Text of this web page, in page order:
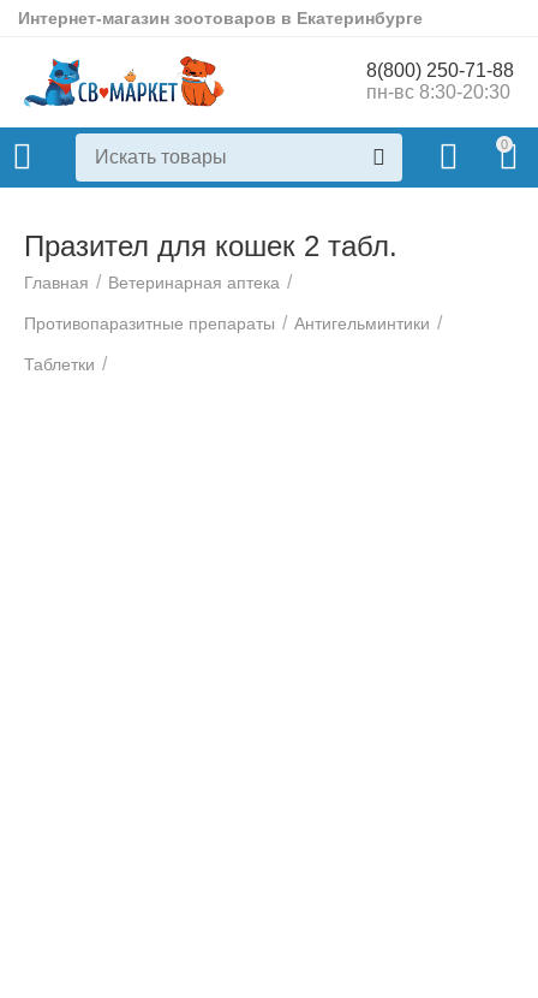
Интернет-магазин зоотоваров в Екатеринбурге
8(800) 250-71-88
пн-вс 8:30-20:30
0
Празител для кошек 2 табл.
Главная / Ветеринарная аптека /
Противопаразитные препараты / Антигельминтики /
Таблетки /